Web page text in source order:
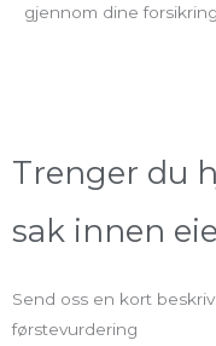
gjennom dine
Trenger du
sak innen
Send oss en kort
førstevurdering